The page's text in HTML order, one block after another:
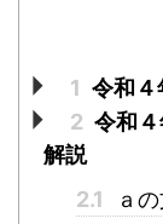
1 令和４
2 令和
解説
2.1
ａ